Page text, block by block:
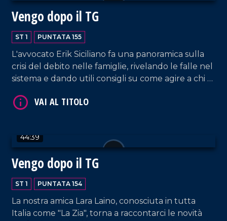
Vengo dopo il TG
ST 1 PUNTATA 155
L'avvocato Erik Siciliano fa una panoramica sulla
crisi del debito nelle famiglie, rivelando le falle nel
sistema e dando utili consigli su come agire a chi è
44:39
Vengo dopo il TG
ST 1 PUNTATA 154
La nostra amica Lara Laino, conosciuta in tutta
Italia come "La Zia", torna a raccontarci le novità
VAI AL TITOLO